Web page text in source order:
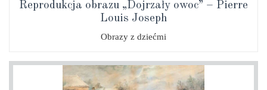
Reprodukcja obrazu „Dojrzały owoc” – Pierre
Louis Joseph
Obrazy z dziećmi